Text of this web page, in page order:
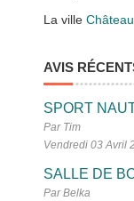
La ville
AVIS
SPORT
Par Tim
Vendredi 03 Avril
SALLE DE
Par Belka